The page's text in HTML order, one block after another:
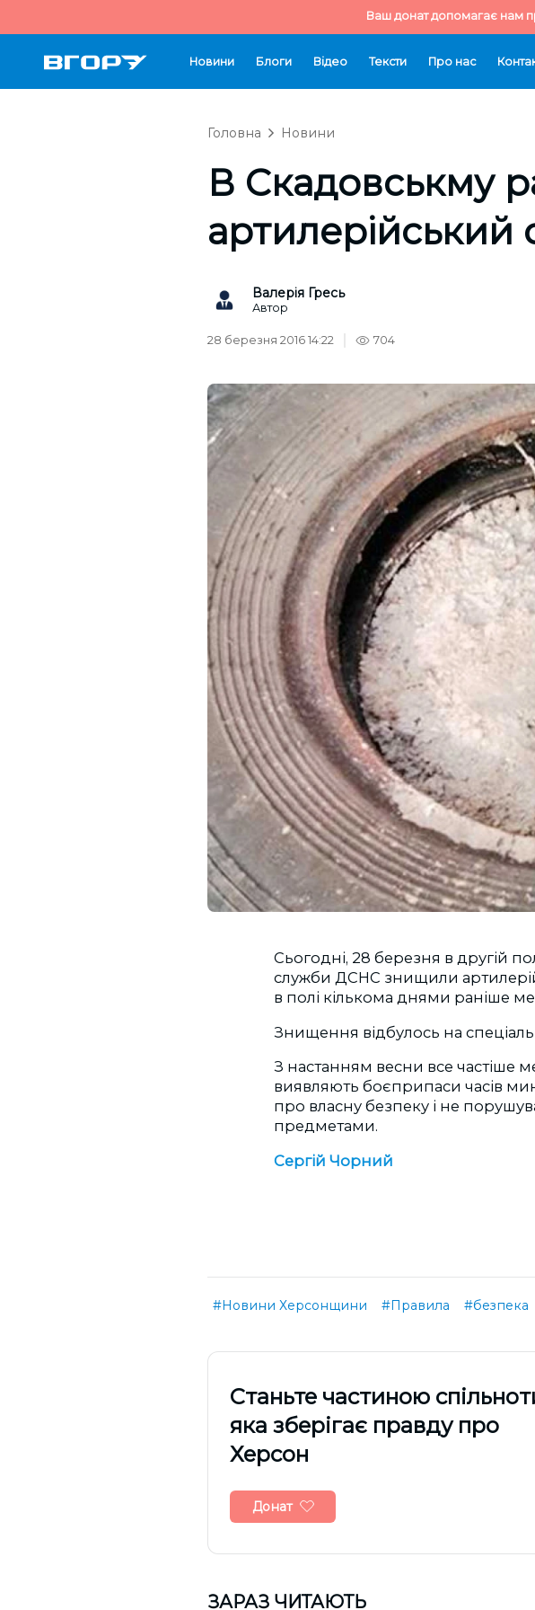
Ваш донат допомагає нам
Новини Блоги Відео Тексти Про нас
Головна Новини
В Скадовськму
артилерійський
Валерія Гресь
Автор
28 березня 2016 14:22 704
Сьогодні, 28 березня в другій
служби ДСНС знищили
в полі кількома днями раніше
Знищення відбулось на
З настанням весни все частіше
виявляють боєприпаси часів
про власну безпеку і не
предметами.
Сергій Чорний
#Новини Херсонщини #Правила #безпека
Cтаньте частиною
яка зберігає правду про
Херсон
Донат
ЗАРАЗ ЧИТАЮТЬ